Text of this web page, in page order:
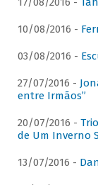
10/08/2016 -
03/08/2016 -
27/07/2016 -
entre Irmãos”
20/07/2016 -
de Um Inverno
13/07/2016 -